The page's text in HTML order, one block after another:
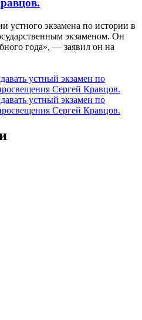
устного экзамена по истории в
экзаменом. Он
года», — заявил он на